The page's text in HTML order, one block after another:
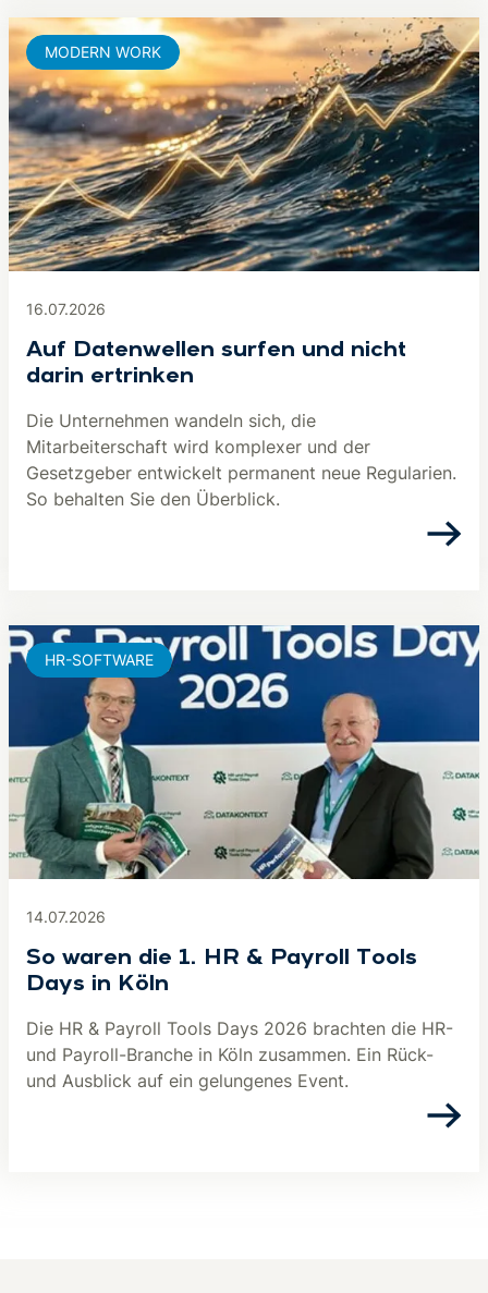
16.07.2026
Auf Datenwellen surfen und nicht
darin ertrinken
Die Unternehmen wandeln sich, die
Mitarbeiterschaft wird komplexer und der
Gesetzgeber entwickelt permanent neue Regularien.
So behalten Sie den Überblick.
MODERN WORK
14.07.2026
So waren die 1. HR & Payroll Tools
Days in Köln
Die HR & Payroll Tools Days 2026 brachten die HR-
und Payroll-Branche in Köln zusammen. Ein Rück-
und Ausblick auf ein gelungenes Event.
HR-SOFTWARE